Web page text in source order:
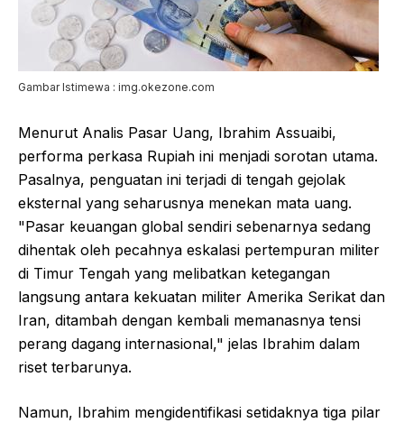
Gambar Istimewa : img.okezone.com
Menurut Analis Pasar Uang, Ibrahim Assuaibi,
performa perkasa Rupiah ini menjadi sorotan utama.
Pasalnya, penguatan ini terjadi di tengah gejolak
eksternal yang seharusnya menekan mata uang.
"Pasar keuangan global sendiri sebenarnya sedang
dihentak oleh pecahnya eskalasi pertempuran militer
di Timur Tengah yang melibatkan ketegangan
langsung antara kekuatan militer Amerika Serikat dan
Iran, ditambah dengan kembali memanasnya tensi
perang dagang internasional," jelas Ibrahim dalam
riset terbarunya.
Namun, Ibrahim mengidentifikasi setidaknya tiga pilar